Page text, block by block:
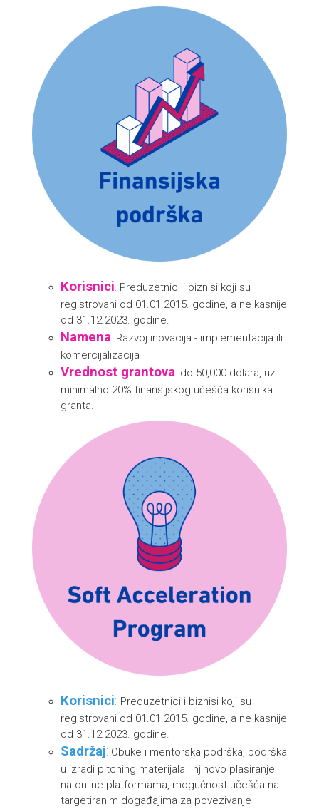
Korisnici: Preduzetnici i biznisi koji su
registrovani od 01.01.2015. godine, a ne kasnije
od 31.12.2023. godine.
Namena: Razvoj inovacija - implementacija ili
komercijalizacija
Vrednost grantova: do 50,000 dolara, uz
minimalno 20% finansijskog učešća korisnika
granta.
Korisnici: Preduzetnici i biznisi koji su
registrovani od 01.01.2015. godine, a ne kasnije
od 31.12.2023. godine.
Sadržaj: Obuke i mentorska podrška, podrška
u izradi pitching materijala i njihovo plasiranje
na online platformama, mogućnost učešća na
targetiranim događajima za povezivanje